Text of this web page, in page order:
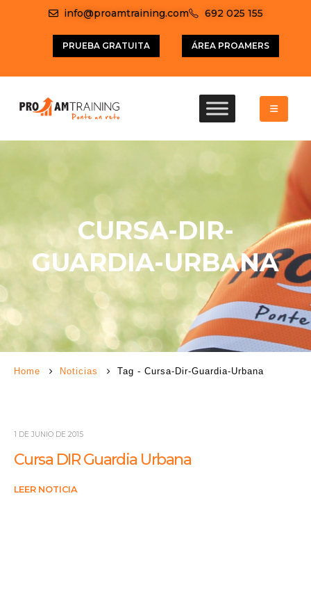
info@proamtraining.com 692 025 155
PRUEBA GRATUITA ÁREA PROAMERS
CURSA-DIR-
GUARDIA-URBANA
Home Noticias Tag - Cursa-Dir-Guardia-Urbana
1 DE JUNIO DE 2015
Cursa DIR Guardia Urbana
LEER NOTICIA